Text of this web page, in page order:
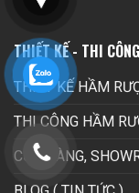
THIẾT KẾ - THI CÔNG
THIẾT KẾ HẦM
THI CÔNG HẦM
CỬA HÀNG,